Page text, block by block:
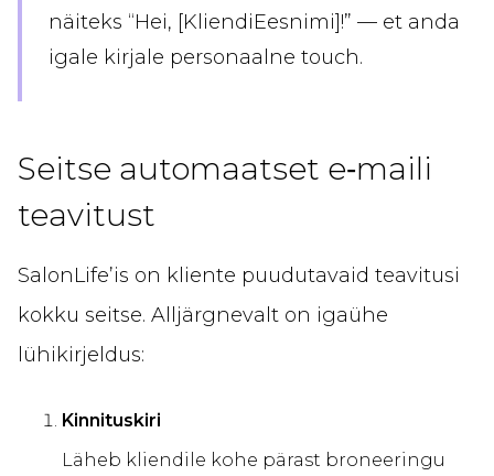
näiteks “Hei, [KliendiEesnimi]!” — et anda
igale kirjale personaalne touch.
Seitse automaatset e‑maili
teavitust
SalonLife’is on kliente puudutavaid teavitusi
kokku seitse. Alljärgnevalt on igaühe
lühikirjeldus:
Kinnituskiri
Läheb kliendile kohe pärast broneeringu